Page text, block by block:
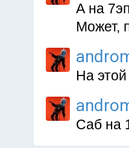
А на
Может,
На
Саб на